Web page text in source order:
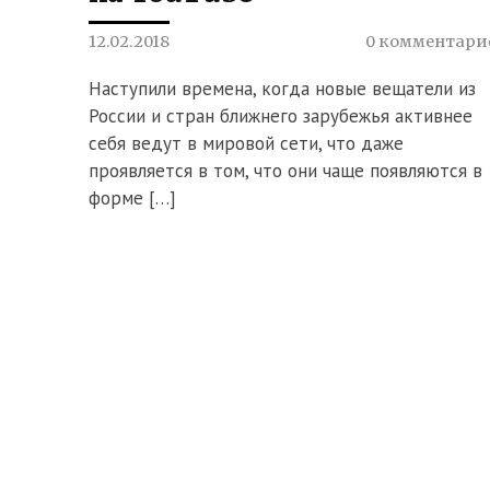
12.02.2018 0
Наступили времена, когда новые вещатели из
России и стран ближнего зарубежья активнее
себя ведут в мировой сети, что даже
проявляется в том, что они чаще появляются в
форме […]